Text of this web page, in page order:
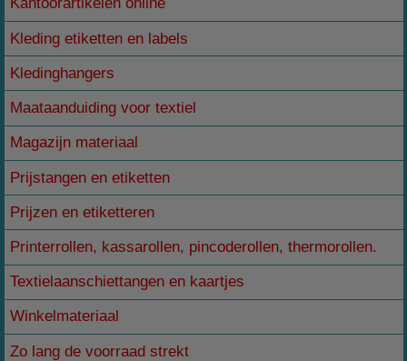
Kantoorartikelen online
Kleding etiketten en labels
Kledinghangers
Maataanduiding voor textiel
Magazijn materiaal
Prijstangen en etiketten
Prijzen en etiketteren
Printerrollen, kassarollen, pincoderollen, thermorollen.
Textielaanschiettangen en kaartjes
Winkelmateriaal
Zo lang de voorraad strekt